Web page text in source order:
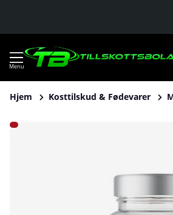
Hjem Kosttilskud & Fødevarer
Produktbilleder Vitaprana Selenium